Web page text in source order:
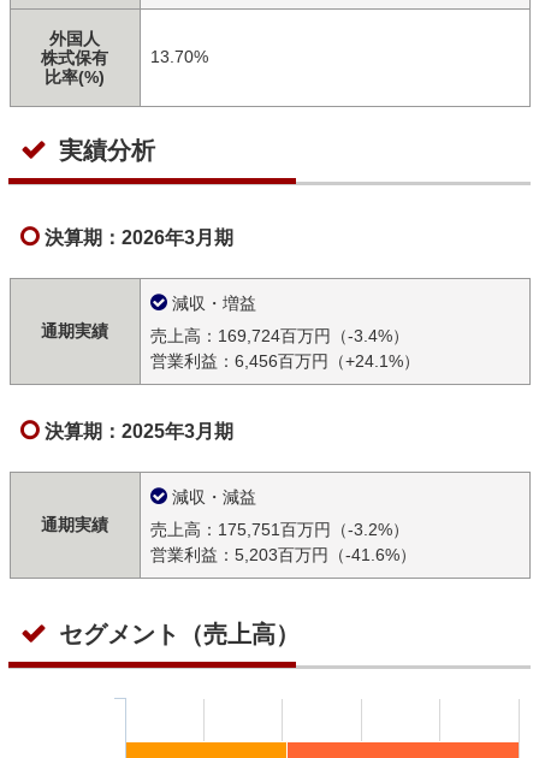
外国人
株式保有
比率(%)
13.70%
実績分析
決算期：2026年3月期
通期実績
減収・増益
売上高：169,724百万円（-3.4%）
営業利益：6,456百万円（+24.1%）
決算期：2025年3月期
通期実績
減収・減益
売上高：175,751百万円（-3.2%）
営業利益：5,203百万円（-41.6%）
セグメント（売上高）